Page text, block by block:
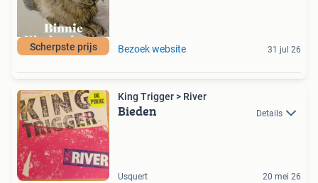
Scherpste prijs Bezoek website 31 jul 26
King Trigger > River
Bieden Details
Usquert 20 mei 26